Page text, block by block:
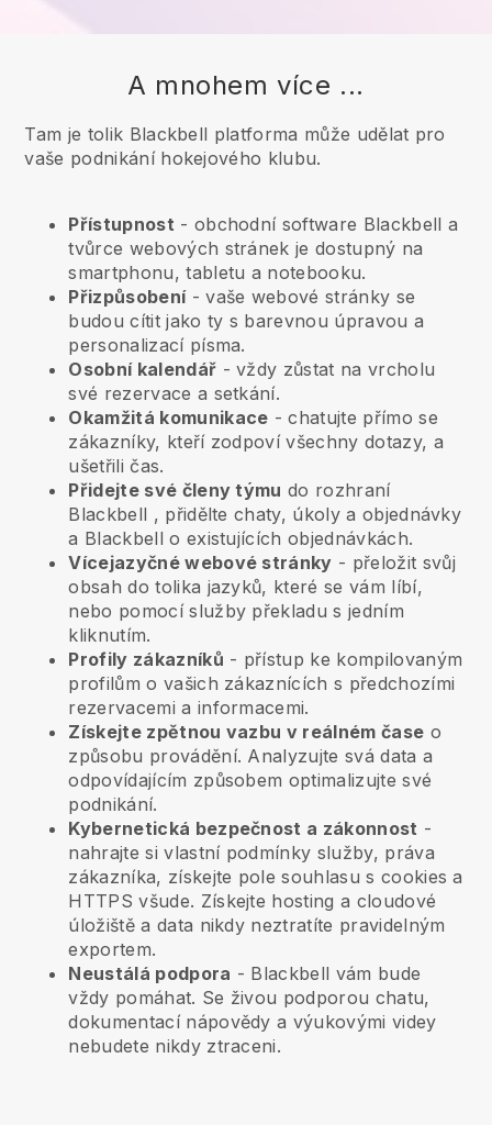
A mnohem více ...
Tam je tolik Blackbell platforma může udělat pro
vaše podnikání hokejového klubu.
Přístupnost - obchodní software Blackbell a
tvůrce webových stránek je dostupný na
smartphonu, tabletu a notebooku.
Přizpůsobení- vaše webové stránky se
budou cítit jako ty s barevnou úpravou a
personalizací písma.
Osobní kalendář - vždy zůstat na vrcholu
své rezervace a setkání.
Okamžitá komunikace - chatujte přímo se
zákazníky, kteří zodpoví všechny dotazy, a
ušetřili čas.
Přidejte své členy týmu do rozhraní
Blackbell , přidělte chaty, úkoly a objednávky
a Blackbell o existujících objednávkách.
Vícejazyčné webové stránky - přeložit svůj
obsah do tolika jazyků, které se vám líbí,
nebo pomocí služby překladu s jedním
kliknutím.
Profily zákazníků - přístup ke kompilovaným
profilům o vašich zákaznících s předchozími
rezervacemi a informacemi.
Získejte zpětnou vazbu v reálném čase o
způsobu provádění. Analyzujte svá data a
odpovídajícím způsobem optimalizujte své
podnikání.
Kybernetická bezpečnost a zákonnost -
nahrajte si vlastní podmínky služby, práva
zákazníka, získejte pole souhlasu s cookies a
HTTPS všude. Získejte hosting a cloudové
úložiště a data nikdy neztratíte pravidelným
exportem.
Neustálá podpora - Blackbell vám bude
vždy pomáhat. Se živou podporou chatu,
dokumentací nápovědy a výukovými videy
nebudete nikdy ztraceni.